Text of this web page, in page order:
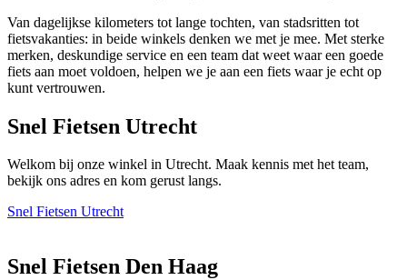
Van dagelijkse kilometers tot lange tochten, van stadsritten tot
fietsvakanties: in beide winkels denken we met je mee. Met sterke
merken, deskundige service en een team dat weet waar een goede
fiets aan moet voldoen, helpen we je aan een fiets waar je echt op
kunt vertrouwen.
Snel Fietsen Utrecht
Welkom bij onze winkel in Utrecht. Maak kennis met het team,
bekijk ons adres en kom gerust langs.
Snel Fietsen Utrecht
Snel Fietsen Den Haag